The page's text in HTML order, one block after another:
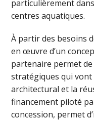
particulièrement
centres aquatiques.
À partir des besoins
en œuvre d’un
partenaire permet
stratégiques qui
architectural et la
financement piloté
concession, permet